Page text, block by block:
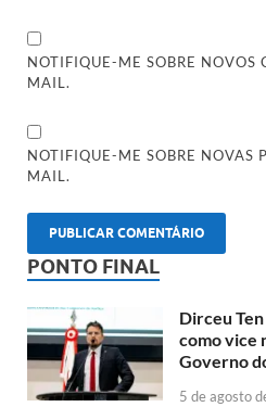
NOTIFIQUE-ME SOBRE NOVOS
MAIL.
NOTIFIQUE-ME SOBRE NOVAS
MAIL.
PONTO FINAL
Dirceu
como vice
Governo
5 de agosto